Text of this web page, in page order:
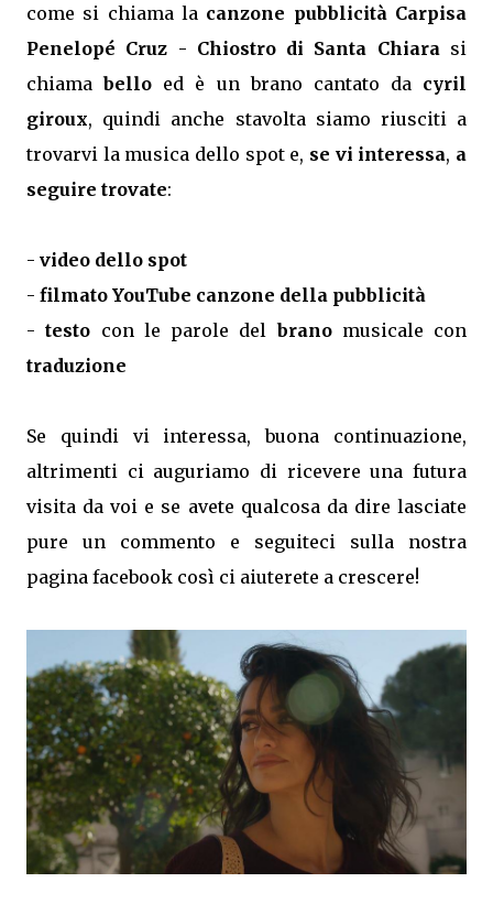
come si chiama la canzone pubblicità Carpisa
Penelopé Cruz - Chiostro di Santa Chiara si
chiamabello ed è un brano cantato da cyril
giroux, quindi anche stavolta siamo riusciti a
trovarvi la musica dello spot e, se vi interessa, a
seguire trovate:
- video dello spot
- filmato YouTube canzone della pubblicità
-testo con le parole delbranomusicale con
traduzione
Se quindi vi interessa, buona continuazione,
altrimenti ci auguriamo di ricevere una futura
visita da voi e se avete qualcosa da dire lasciate
pure un commento e seguiteci sulla nostra
pagina facebook così ci aiuterete a crescere!